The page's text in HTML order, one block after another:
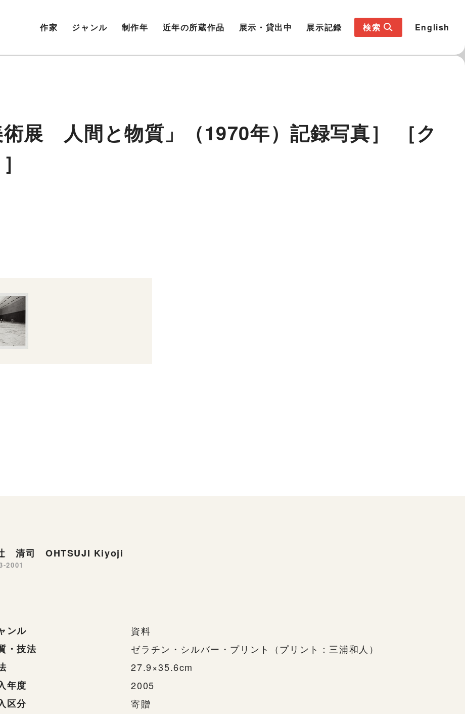
作家 ジャンル 制作年 近年の所蔵作品 展示・貸出中 展示記録 検索 English
術展 人間と物質」（1970年）記録写真］ ［ク
清司 OHTSUJI Kiyoji
2001
ンル
資料
・技法
ゼラチン・シルバー・プリント（プリント：三浦和人）
27.9×35.6cm
年度
2005
区分
寄贈